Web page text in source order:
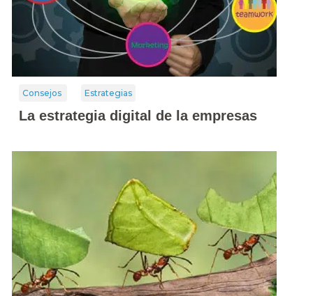
Consejos Estrategias
La estrategia digital de la empresas